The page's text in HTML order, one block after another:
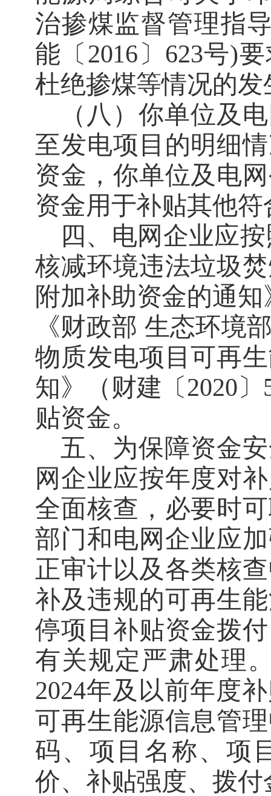
治掺煤监督管理指
能〔 2016 〕 623号)
杜绝掺煤等情况的发
（八）你单位及
至发电项目的明细
资金， 你单位及电
资金用于补贴其他
四、 电网企业应
核减环境违法垃圾
附加补助资金的通
《财政部 生态环境
物质发电项目可再
知》（财建〔2020〕
贴资金。
五、为保障资金
网企业应按年度对
全面核查，必要时
部门和电网企业应
正审计以及各类核
补及违规的可再生
停项目补贴资金拨
有关规定严肃处理
2024年及以前年度
可再生能源信息管
码、项目名称、项
价、补贴强度、拨付